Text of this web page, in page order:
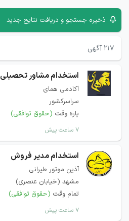
ذخیره جستجو و دریافت نتایج جدید
۲۱۷ آگهی
استخدام مشاور تحصیلی
آکادمی همای
سراسرکشور
پاره وقت (حقوق توافقی)
۷ ساعت پیش
استخدام مدیر فروش
آذین موتور طیرانی
مشهد (خیابان عنصری)
تمام وقت (حقوق توافقی)
۷ ساعت پیش